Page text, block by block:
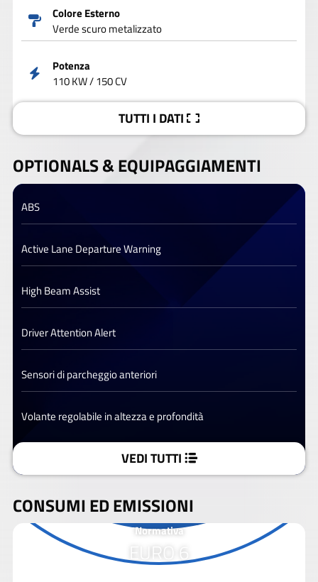
Colore Esterno
Verde scuro metalizzato
Potenza
110 KW / 150 CV
TUTTI I DATI
OPTIONALS &EQUIPAGGIAMENTI
ABS
Active Lane Departure Warning
High Beam Assist
Driver Attention Alert
Sensori di parcheggio anteriori
Volante regolabile in altezza e profondità
VEDI TUTTI
CONSUMI ED EMISSIONI
Normativa
EURO 6